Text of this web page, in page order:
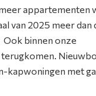
appartementen
van 2025 meer dan
binnen onze
terugkomen.
kapwoningen met